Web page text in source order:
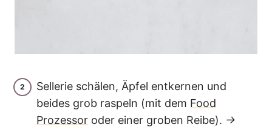
Sellerie schälen, Äpfel entkernen und
beides grob raspeln (mit dem Food
Prozessor oder einer groben Reibe). →